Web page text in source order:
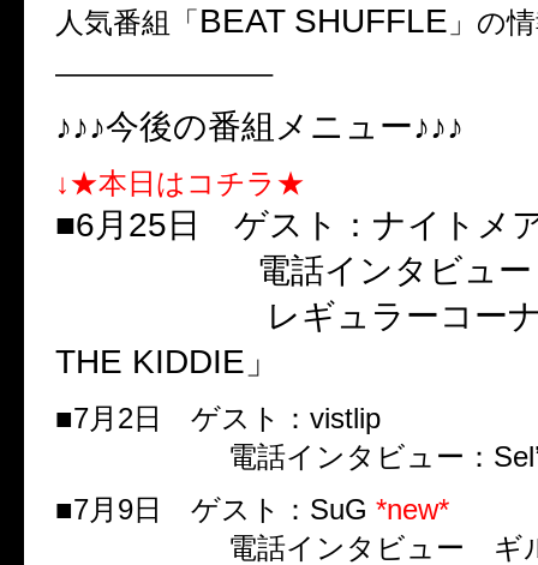
人気番組「 BEAT SHUFFLE 」の
———————–
♪♪♪今後の番組メニュー♪♪♪
↓★本日はコチラ★
■6月25日 ゲスト：ナイトメ
電話インタビュー：
レギュラーコーナー
THE KIDDIE」
■7月2日 ゲスト：vistlip
電話インタビュー：
■7月9日 ゲスト：SuG *new*
電話インタビュー ギル